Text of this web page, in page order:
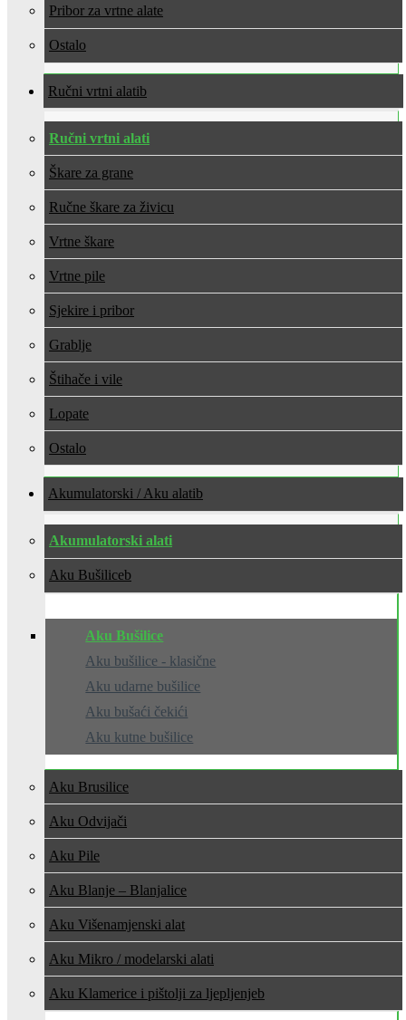
Pribor za vrtne alate
Ostalo
Ručni vrtni alati
Ručni vrtni alati
Škare za grane
Ručne škare za živicu
Vrtne škare
Vrtne pile
Sjekire i pribor
Grablje
Štihače i vile
Lopate
Ostalo
Akumulatorski / Aku alati
Akumulatorski alati
Aku Bušilice
Aku Bušilice
Aku bušilice - klasične
Aku udarne bušilice
Aku bušaći čekići
Aku kutne bušilice
Aku Brusilice
Aku Odvijači
Aku Pile
Aku Blanje – Blanjalice
Aku Višenamjenski alat
Aku Mikro / modelarski alati
Aku Klamerice i pištolji za ljepljenje